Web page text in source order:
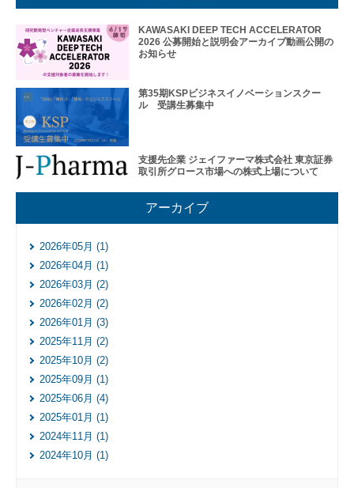
イノ
ショ
ンス
アク
セラ
レー
ショ
ンプ
ラム
他
の
ハ
ズ
オ
ン
支
再
細胞
医療
産業
KAWASAKI DEEP TECH ACCELERATOR
2026 公募開始と説明会アーカイブ動画公開の
お知らせ
第35期KSPビジネスイノベーションスクー
ル 受講生募集中
支援先企業 ジェイファーマ株式会社 東京証券
取引所グロース市場への株式上場について
アーカイブ
2026年05月 (1)
2026年04月 (1)
2026年03月 (2)
2026年02月 (2)
2026年01月 (3)
2025年11月 (2)
2025年10月 (2)
2025年09月 (1)
2025年06月 (4)
2025年01月 (1)
2024年11月 (1)
2024年10月 (1)